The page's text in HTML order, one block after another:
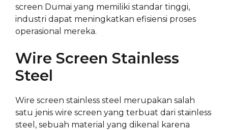
screen Dumai yang memiliki standar tinggi,
industri dapat meningkatkan efisiensi proses
operasional mereka.
Wire Screen Stainless
Steel
Wire screen stainless steel merupakan salah
satu jenis wire screen yang terbuat dari stainless
steel, sebuah material yang dikenal karena